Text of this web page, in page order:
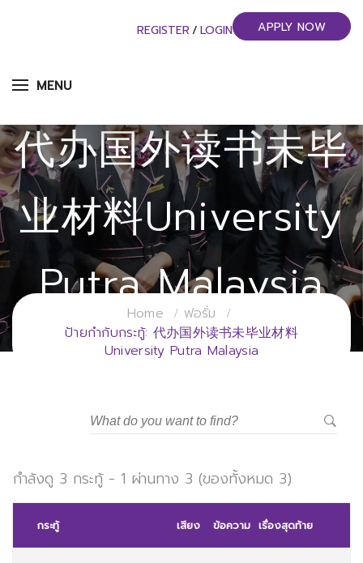
MENU
REGISTER / LOGIN APPLY NOW
代办国外读书未毕
业材料University
Putra Malaysia
วิทยาลัยการจัดการอุตสาหกรรมบริการ
มหาวิทยาลัยราชภัฏสวนสุนันทา
Home
ฟอรั่ม
ป้ายกำกับกระทู้: 代办国外读书未毕业材料
University Putra Malaysia
กำลังดู 3 กระทู้ - 1 ผ่านทาง 3 (ของทั้งหมด 3)
กระทู้ เสียง ข้อความ เรื่องสุดท้าย